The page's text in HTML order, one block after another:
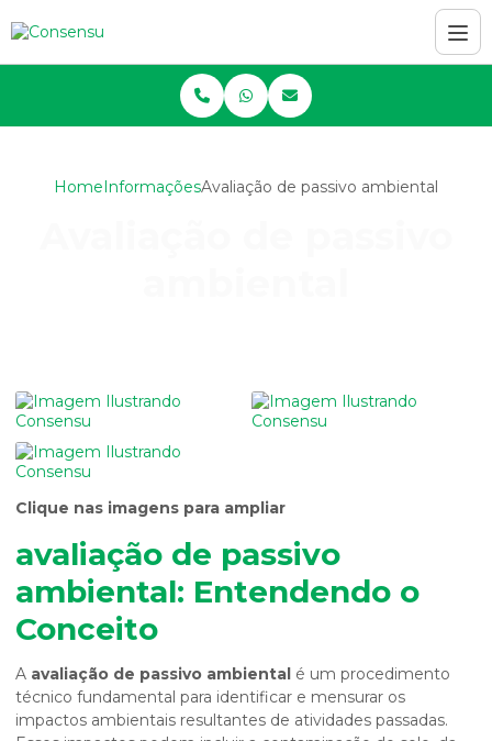
HomeInformaçõesAvaliação de passivo ambiental
Clique nas imagens para ampliar
avaliação de passivo
ambiental: Entendendo o
Conceito
A avaliação de passivo ambiental é um procedimento
técnico fundamental para identificar e mensurar os
impactos ambientais resultantes de atividades passadas.